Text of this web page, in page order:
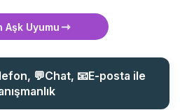
kişilere çekilir. Peki,
burcunu nasıl
çekmek ve kalbini
için bilmeniz
tüm sırları bu
bulacaksınız. Hazır
Aşk Uyumu
💬Chat, 📧E-posta ile